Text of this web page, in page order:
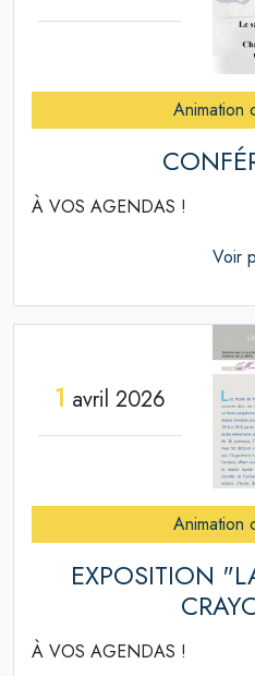
Animation
À VOS AGENDAS !
Voir
1 avril 2026
Animation
EXPOSITION
À VOS AGENDAS !